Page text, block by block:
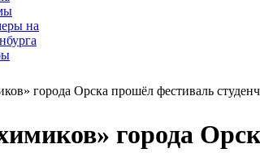
города Орска прошёл фестиваль
города